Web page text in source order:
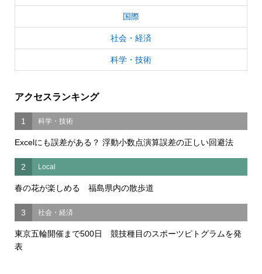
国際
社会・経済
科学・技術
アクセスランキング
1 科学・技術
Excelにも誤差がある？ 浮動小数点演算誤差の正しい回避法
2 Local
春の花が楽しめる 福島県内の散歩道
3 社会・経済
東京五輪開催まで500日 競技種目のスポーツピトグラムを発
表